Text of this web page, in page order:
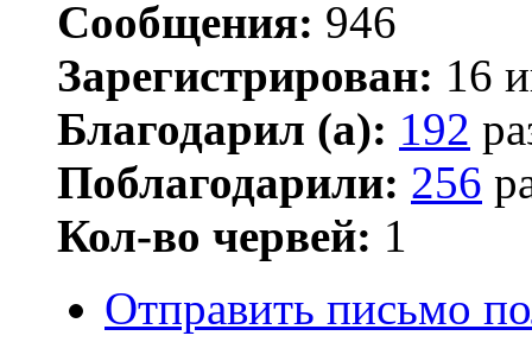
Сообщения: 946
Зарегистрирован: 16
Благодарил (а): 192
Поблагодарили: 256
Кол-во червей: 1
Отправить письмо